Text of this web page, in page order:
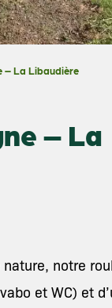
– La Libaudière
– La
notre
et WC) et